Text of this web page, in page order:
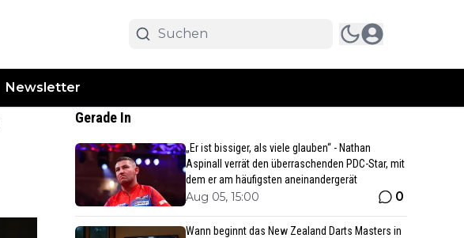
Newsletter
Gerade In
„Er ist bissiger, als viele glauben“ - Nathan
Aspinall verrät den überraschenden PDC-Star, mit
dem er am häufigsten aneinandergerät
Aug 05, 15:00 0
Wann beginnt das New Zealand Darts Masters in